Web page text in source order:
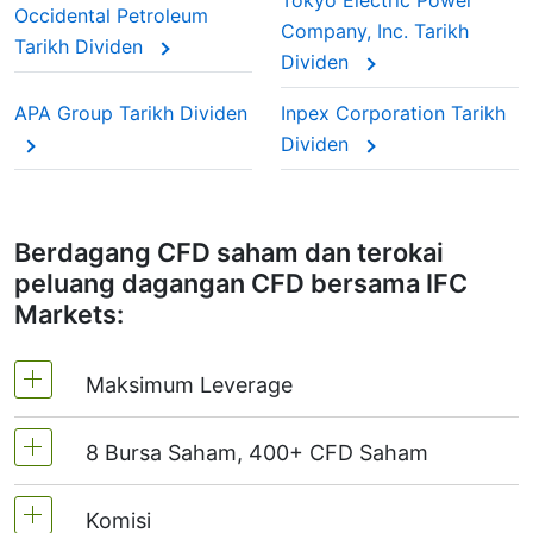
membantu merancang dagangan dan memahami bila
pulangan masuk.
Pelarasan ini memastikan harga CFD
mencerminkan nilai pasaran sebenar saham, sama
seperti anda memegang saham sebenar.
Occidental Petroleum
Tarikh Dividen
Company, Inc. Tarikh
Dividen
APA Group Tarikh Dividen
Inpex Corporation Tarikh
Dividen
Berdagang CFD saham dan terokai
peluang dagangan CFD bersama IFC
Markets:
Maksimum Leverage
MT4 dan MT5 - 1:20 (Margin 5%)
Di NetTradeX, leverage CFD saham
8 Bursa Saham, 400+ CFD Saham
Kami menawarkan lebih daripada 400 CFD
Komisi